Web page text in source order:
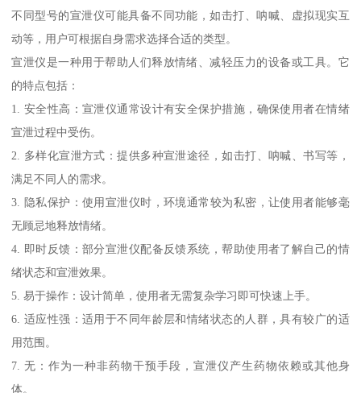
不同型号的宣泄仪可能具备不同功能，如击打、呐喊、虚拟现实互
动等，用户可根据自身需求选择合适的类型。
宣泄仪是一种用于帮助人们释放情绪、减轻压力的设备或工具。它
的特点包括：
1. 安全性高：宣泄仪通常设计有安全保护措施，确保使用者在情绪
宣泄过程中受伤。
2. 多样化宣泄方式：提供多种宣泄途径，如击打、呐喊、书写等，
满足不同人的需求。
3. 隐私保护：使用宣泄仪时，环境通常较为私密，让使用者能够毫
无顾忌地释放情绪。
4. 即时反馈：部分宣泄仪配备反馈系统，帮助使用者了解自己的情
绪状态和宣泄效果。
5. 易于操作：设计简单，使用者无需复杂学习即可快速上手。
6. 适应性强：适用于不同年龄层和情绪状态的人群，具有较广的适
用范围。
7. 无：作为一种非药物干预手段，宣泄仪产生药物依赖或其他身
体。